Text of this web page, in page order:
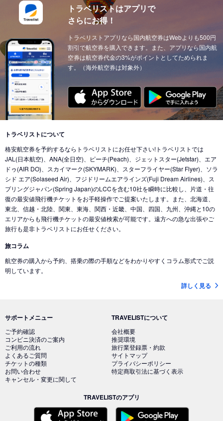
トラベリストはアプリで
さらにお得！
トラベリストアプリなら国内航空券はWebよりも500円
割引で航空券を購入できます。また、アプリなら国内航
空券は航空券代金の3%がポイントとしてためられま
す。（海外航空券は対象外）
トラベリストについて
格安航空券を予約するならトラベリストにお任せ下さい!トラベリストでは
JAL(日本航空)、ANA(全日空)、ピーチ(Peach)、ジェットスター(Jetstar)、エア
ドゥ(AIR DO)、スカイマーク(SKYMARK)、スターフライヤー(Star Flyer)、ソラ
シド エア(Solaseed Air)、フジドリームエアラインズ(Fuji Dream Airlines)、ス
プリングジャパン(Spring Japan)のLCCを含む10社を瞬時に比較し、片道・往
復の最安値飛行機チケットをお手軽操作でご提案いたします。また、北海道、
東北、信越・北陸、関東、東海、関西・近畿、中国、四国、九州、沖縄と10の
エリアからも飛行機チケットの最安値検索が可能です。遠方への急な出張やご
旅行も是非トラベリストにお任せください。
旅コラム
航空券の購入から予約、搭乗の際の手順などをわかりやすくコラム形式でご説
明しています。
詳しく見る
サポートメニュー
ご予約確認
コンビニ決済のご案内
ご利用の流れ
よくあるご質問
チケットの種類
お問い合わせ
キャンセル・変更に関して
TRAVELISTについて
会社概要
推奨環境
旅行業登録票・約款
サイトマップ
プライバシーポリシー
特定商取引法に基づく表示
TRAVELISTのアプリ